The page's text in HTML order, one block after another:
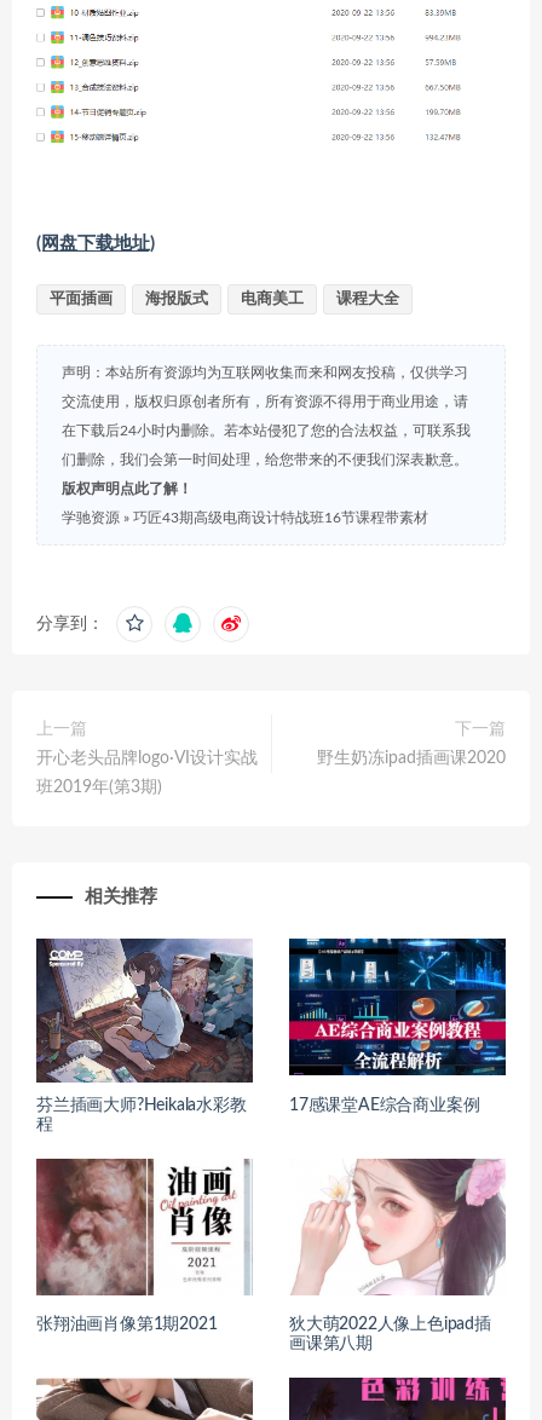
(网盘下载地址)
平面插画 海报版式 电商美工 课程大全
声明：本站所有资源均为互联网收集而来和网友投稿，仅供学习
交流使用，版权归原创者所有，所有资源不得用于商业用途，请
在下载后24小时内删除。若本站侵犯了您的合法权益，可联系我
们删除，我们会第一时间处理，给您带来的不便我们深表歉意。
版权声明点此了解！
学驰资源 » 巧匠43期高级电商设计特战班16节课程带素材
分享到：
上一篇
开心老头品牌logo·VI设计实战
班2019年(第3期)
下一篇
野生奶冻ipad插画课2020
相关推荐
芬兰插画大师?Heikala水彩教
程
17感课堂AE综合商业案例
张翔油画肖像第1期2021
狄大萌2022人像上色ipad插
画课第八期